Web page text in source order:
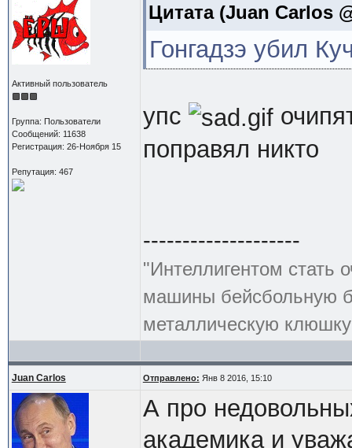
Активный пользователь
Группа: Пользователи
Сообщений: 11638
Регистрация: 26-Ноября 15
Репутация: 467
Цитата(Juan Carlos
Гонгадзэ убил
упс
поправял никто
--------------------
"Интеллигентом стать
машины бейсбольную
металлическую
Juan Carlos Отправлено: Янв 8 2016, 15:10
А про
академика и